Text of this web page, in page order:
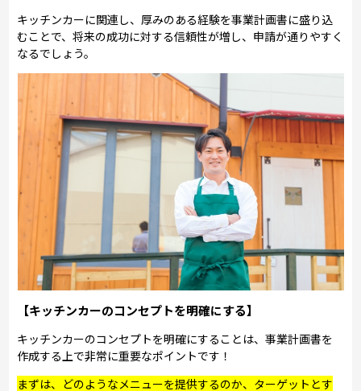
キッチンカーに関連し、厚みのある経験を事業計画書に盛り込
むことで、将来の成功に対する信頼性が増し、申請が通りやすく
なるでしょう。
【キッチンカーのコンセプトを明確にする】
キッチンカーのコンセプトを明確にすることは、事業計画書を
作成する上で非常に重要なポイントです！
まずは、どのようなメニューを提供するのか、ターゲットとす